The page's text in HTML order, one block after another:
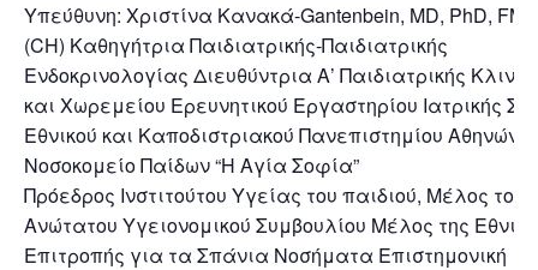
Υπεύθυνη: Χριστίνα Κανακά-Gantenbein, MD, PhD, FMH
(CH) Καθηγήτρια Παιδιατρικής-Παιδιατρικής
Ενδοκρινολογίας Διευθύντρια Α’ Παιδιατρικής
και Χωρεμείου Ερευνητικού Εργαστηρίου Ιατρικής
Εθνικού και Καποδιστριακού Πανεπιστημίου Αθηνών
Νοσοκομείο Παίδων “Η Αγία Σοφία”
Πρόεδρος Ινστιτούτου Υγείας του παιδιού, Μέλος του
Ανώτατου Υγειονομικού Συμβουλίου Μέλος της
Επιτροπής για τα Σπάνια Νοσήματα Επιστημονική